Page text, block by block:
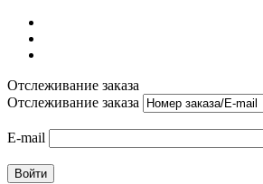
Отслеживание заказа
Отслеживание заказа
E-mail
Войти